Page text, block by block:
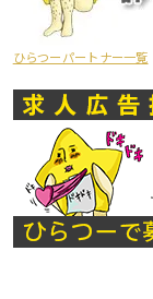
ひらつーパートナー一覧